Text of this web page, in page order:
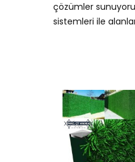
çözümler
sistemleri ile